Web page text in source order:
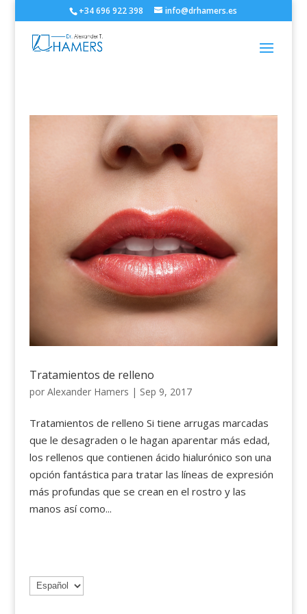
+34 696 922 398 info@drhamers.es
Tratamientos de relleno
por Alexander Hamers | Sep 9, 2017
Tratamientos de relleno Si tiene arrugas marcadas
que le desagraden o le hagan aparentar más edad,
los rellenos que contienen ácido hialurónico son una
opción fantástica para tratar las líneas de expresión
más profundas que se crean en el rostro y las
manos así como...
Elegir